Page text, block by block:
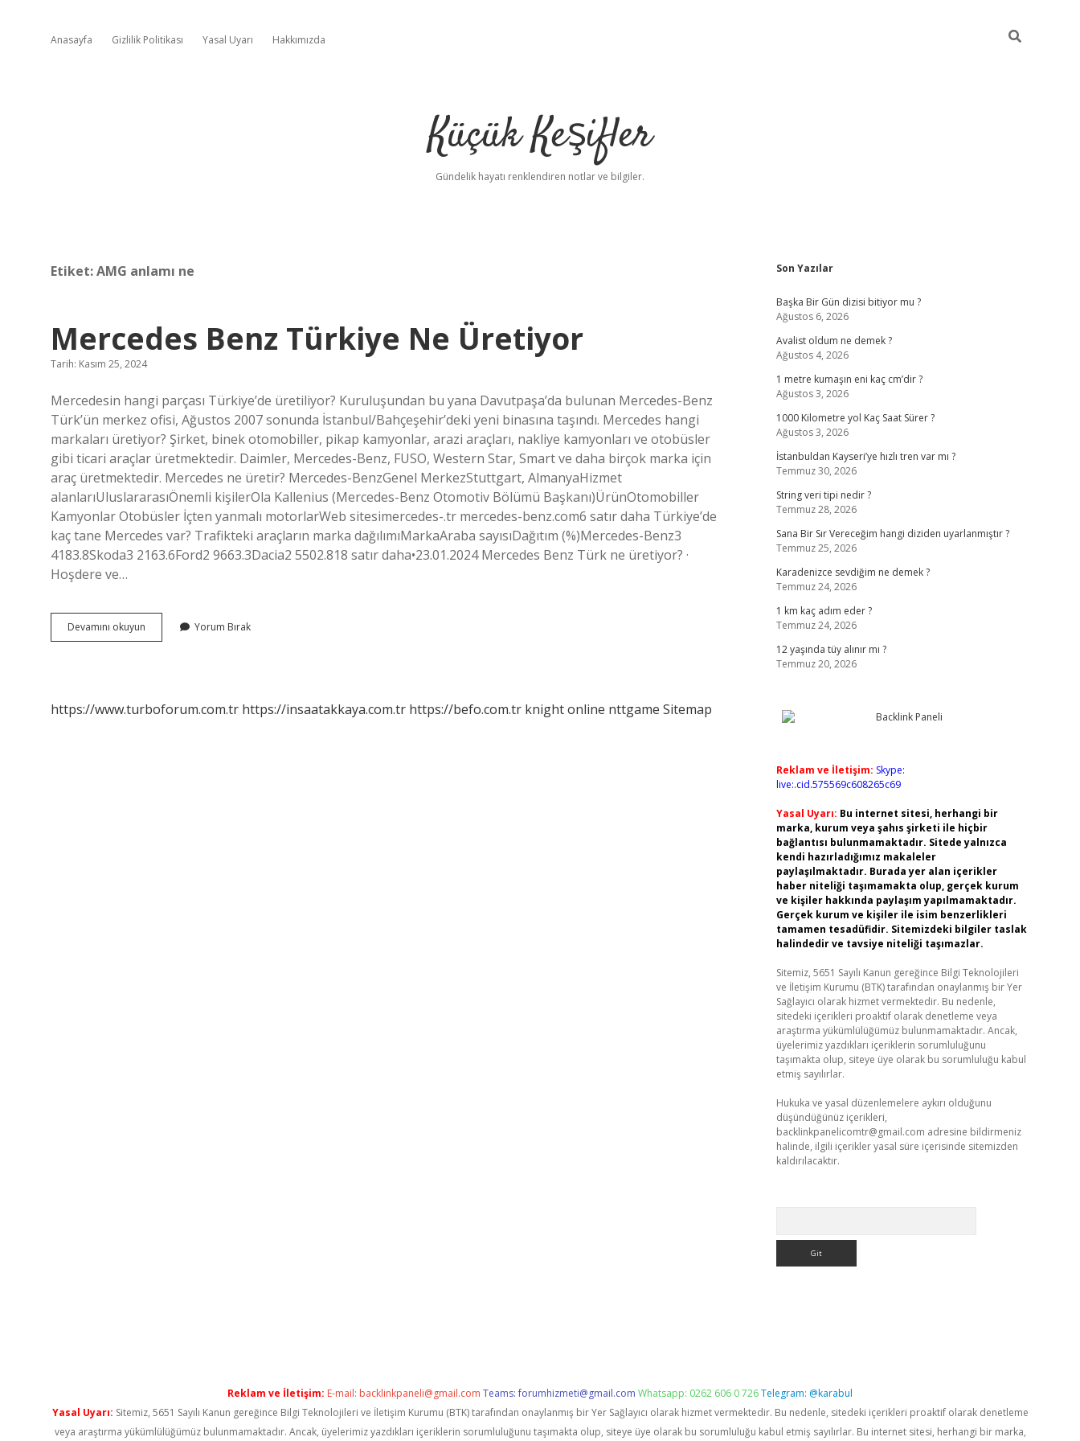
Anasayfa Gizlilik Politikası Yasal Uyarı Hakkımızda
Küçük Keşifler
Gündelik hayatı renklendiren notlar ve bilgiler.
Etiket:AMG anlamı ne
Mercedes Benz Türkiye Ne Üretiyor
Tarih: Kasım 25, 2024
Mercedesin hangi parçası Türkiye’de üretiliyor? Kuruluşundan bu yana Davutpaşa’da bulunan Mercedes-Benz
Türk’ün merkez ofisi, Ağustos 2007 sonunda İstanbul/Bahçeşehir’deki yeni binasına taşındı. Mercedes hangi
markaları üretiyor? Şirket, binek otomobiller, pikap kamyonlar, arazi araçları, nakliye kamyonları ve otobüsler
gibi ticari araçlar üretmektedir. Daimler, Mercedes-Benz, FUSO, Western Star, Smart ve daha birçok marka için
araç üretmektedir. Mercedes ne üretir? Mercedes-BenzGenel MerkezStuttgart, AlmanyaHizmet
alanlarıUluslararasıÖnemli kişilerOla Kallenius (Mercedes-Benz Otomotiv Bölümü Başkanı)ÜrünOtomobiller
Kamyonlar Otobüsler İçten yanmalı motorlarWeb sitesimercedes-.tr mercedes-benz.com6 satır daha Türkiye’de
kaç tane Mercedes var? Trafikteki araçların marka dağılımıMarkaAraba sayısıDağıtım (%)Mercedes-Benz3
4183.8Skoda3 2163.6Ford2 9663.3Dacia2 5502.818 satır daha•23.01.2024 Mercedes Benz Türk ne üretiyor? ·
Hoşdere ve…
Devamını okuyun Mercedes
Benz
Yorum Bırak
https://www.turboforum.com.tr https://insaatakkaya.com.tr https://befo.com.tr knight online nttgame Sitemap
Sidebar
Son Yazılar
Başka Bir Gün dizisi bitiyor mu ?
Ağustos 6, 2026
Avalist oldum ne demek ?
Ağustos 4, 2026
1 metre kumaşın eni kaç cm’dir ?
Ağustos 3, 2026
1000 Kilometre yol Kaç Saat Sürer ?
Ağustos 3, 2026
İstanbuldan Kayseri’ye hızlı tren var mı ?
Temmuz 30, 2026
String veri tipi nedir ?
Temmuz 28, 2026
Sana Bir Sır Vereceğim hangi diziden uyarlanmıştır ?
Temmuz 25, 2026
Karadenizce sevdiğim ne demek ?
Temmuz 24, 2026
1 km kaç adım eder ?
Temmuz 24, 2026
12 yaşında tüy alınır mı ?
Temmuz 20, 2026
Reklam ve İletişim: Skype:
live:.cid.575569c608265c69
Yasal Uyarı: Bu internet sitesi, herhangi bir
marka, kurum veya şahıs şirketi ile hiçbir
bağlantısı bulunmamaktadır. Sitede yalnızca
kendi hazırladığımız makaleler
paylaşılmaktadır. Burada yer alan içerikler
haber niteliği taşımamakta olup, gerçek kurum
ve kişiler hakkında paylaşım yapılmamaktadır.
Gerçek kurum ve kişiler ile isim benzerlikleri
tamamen tesadüfidir. Sitemizdeki bilgiler taslak
halindedir ve tavsiye niteliği taşımazlar.
Sitemiz, 5651 Sayılı Kanun gereğince Bilgi Teknolojileri
ve İletişim Kurumu (BTK) tarafından onaylanmış bir Yer
Sağlayıcı olarak hizmet vermektedir. Bu nedenle,
sitedeki içerikleri proaktif olarak denetleme veya
araştırma yükümlülüğümüz bulunmamaktadır. Ancak,
üyelerimiz yazdıkları içeriklerin sorumluluğunu
taşımakta olup, siteye üye olarak bu sorumluluğu kabul
etmiş sayılırlar.
Hukuka ve yasal düzenlemelere aykırı olduğunu
düşündüğünüz içerikleri,
backlinkpanelicomtr@gmail.com adresine bildirmeniz
halinde, ilgili içerikler yasal süre içerisinde sitemizden
kaldırılacaktır.
Reklam ve İletişim: E-mail: backlinkpaneli@gmail.com Teams:forumhizmeti@gmail.com Whatsapp: 0262 606 0 726Telegram: @karabul
Yasal Uyarı: Sitemiz, 5651 Sayılı Kanun gereğince Bilgi Teknolojileri ve İletişim Kurumu (BTK) tarafından onaylanmış bir Yer Sağlayıcı olarak hizmet vermektedir. Bu nedenle, sitedeki içerikleri proaktif olarak denetleme
veya araştırma yükümlülüğümüz bulunmamaktadır. Ancak, üyelerimiz yazdıkları içeriklerin sorumluluğunu taşımakta olup, siteye üye olarak bu sorumluluğu kabul etmiş sayılırlar. Bu internet sitesi, herhangi bir marka,